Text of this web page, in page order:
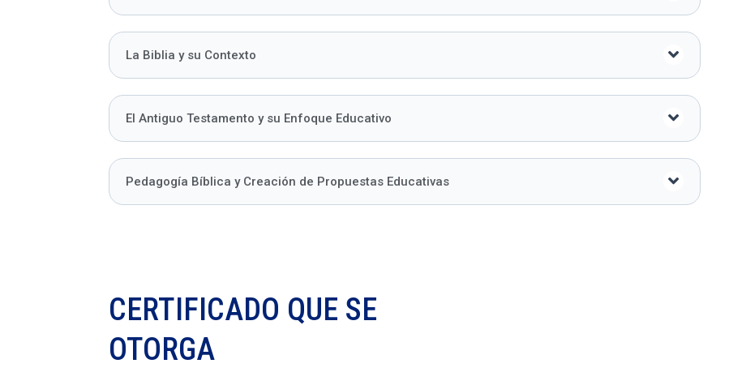
La Biblia y su Contexto
El Antiguo Testamento y su Enfoque Educativo
Pedagogía Bíblica y Creación de Propuestas Educativas
CERTIFICADO QUE SE
OTORGA